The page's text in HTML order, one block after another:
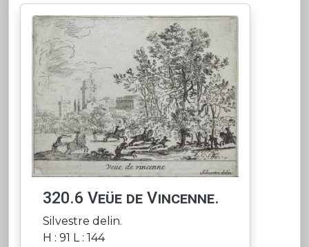
320.6 Veüe de Vincenne.
Silvestre delin.
H : 91 L : 144